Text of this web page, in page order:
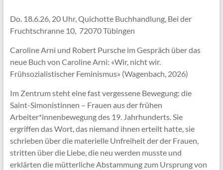
Do. 18.6.26, 20 Uhr, Quichotte Buchhandlung, Bei der
Fruchtschranne 10, 72070 Tübingen
Caroline Arni und Robert Pursche im Gespräch über das
neue Buch von Caroline Arni: «Wir, nicht wir.
Frühsozialistischer Feminismus» (Wagenbach, 2026)
Im Zentrum steht eine fast vergessene Bewegung: die
Saint-Simonistinnen – Frauen aus der frühen
Arbeiter*innenbewegung des 19. Jahrhunderts. Sie
ergriffen das Wort, das niemand ihnen erteilt hatte, sie
schrieben über die materielle Unfreiheit der der Frauen,
stritten über die Liebe, die neu werden musste und
erklärten die mütterliche Abstammung zum Ursprung von